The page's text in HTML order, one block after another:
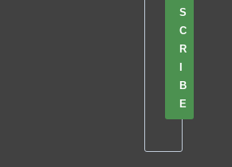
S
C
R
B
E